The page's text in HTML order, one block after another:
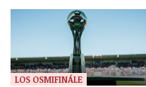
LOS OSMIFINÁLE